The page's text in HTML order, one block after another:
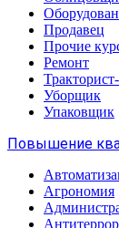
Продавец
Прочие
Ремонт
Уборщик
Упаковщик
Повышение
Агрономия